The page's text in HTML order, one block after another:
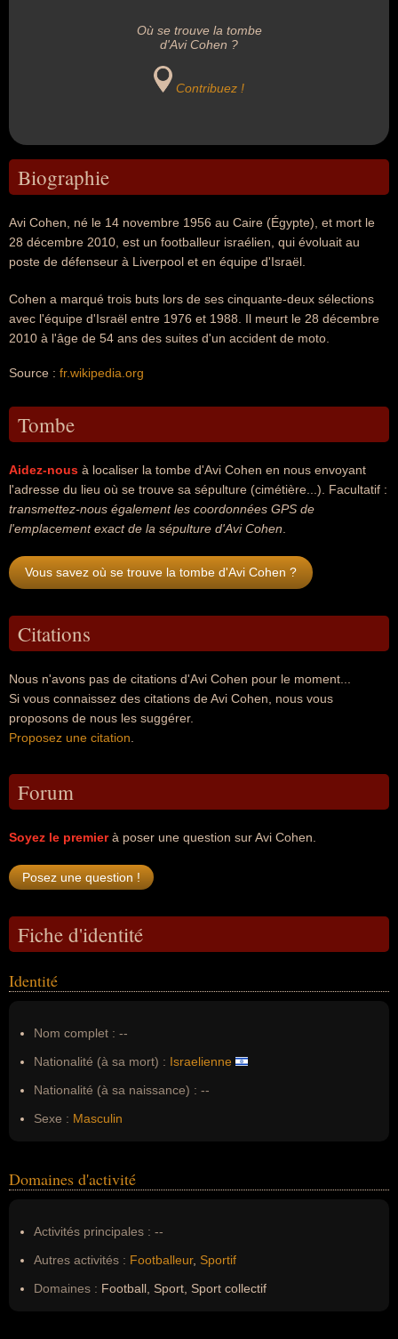
Où se trouve la tombe
d'Avi Cohen ?
Contribuez !
Biographie
Avi Cohen, né le 14 novembre 1956 au Caire (Égypte), et mort le
28 décembre 2010, est un footballeur israélien, qui évoluait au
poste de défenseur à Liverpool et en équipe d'Israël.
Cohen a marqué trois buts lors de ses cinquante-deux sélections
avec l'équipe d'Israël entre 1976 et 1988. Il meurt le 28 décembre
2010 à l'âge de 54 ans des suites d'un accident de moto.
Source : fr.wikipedia.org
Tombe
Aidez-nous à localiser la tombe d'Avi Cohen en nous envoyant
l'adresse du lieu où se trouve sa sépulture (cimétière...). Facultatif :
transmettez-nous également les coordonnées GPS de
l'emplacement exact de la sépulture d'Avi Cohen
Vous savez où se trouve la tombe d'Avi Cohen ?
Citations
Nous n'avons pas de citations d'Avi Cohen pour le moment...
Si vous connaissez des citations de Avi Cohen, nous vous
proposons de nous les suggérer.
Proposez une citation
Forum
Soyez le premierà poser une question sur Avi Cohen.
Fiche d'identité
Identité
Nom complet : --
Nationalité (à sa mort) : Israelienne
Nationalité (à sa naissance) : --
Sexe : Masculin
Domaines d'activité
Activités principales : --
Autres activités : Footballeur, Sportif
Domaines : Football, Sport, Sport collectif